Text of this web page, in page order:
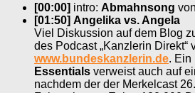
[00:00] intro: Abmahnsong von
[01:50] Angelika vs. Angela
Viel Diskussion auf dem Blog
des Podcast „Kanzlerin Direkt“
www.bundeskanzlerin.de. Ein
Essentials verweist auch auf
nachdem der der Merkelcast